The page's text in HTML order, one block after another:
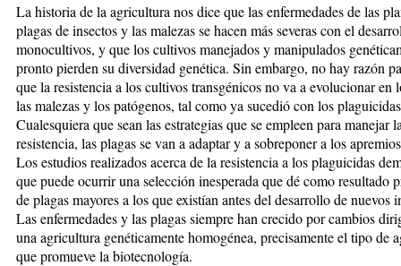
La historia de la agricultura nos di­ce que las enfermedades de las
plagas de insectos y las malezas se hacen más severas con el
monocultivos, y que los cul­ti­vos manejados y manipulados
pronto pierden su diversidad ge­­né­ti­ca. Sin embargo, no hay razón
que la resistencia a los cul­tivos transgénicos no va a evolucionar en
las malezas y los pa­tó­genos, tal como ya sucedió con los
Cualesquiera que sean las es­tra­te­gias que se empleen para ma­ne­jar
resistencia, las plagas se van a adaptar y a sobreponer a los
Los estudios realizados acer­ca de la resistencia a los plaguicidas
que puede ocurrir una se­lección inesperada que dé como re­sul­ta­do
de plagas mayores a los que existían antes del desa­rro­llo de nuevos
Las en­fer­me­da­des y las plagas siempre han cre­ci­do por cambios
una agri­cultura genéticamente homogénea, precisamente el tipo de
que promueve la biotecnología.